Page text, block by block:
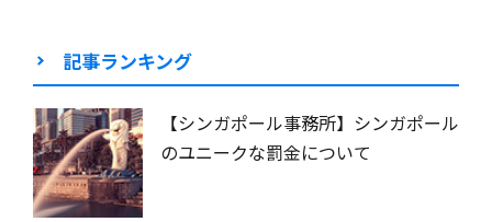
記事ランキング
【シンガポール事務所】シンガポール
のユニークな罰金について